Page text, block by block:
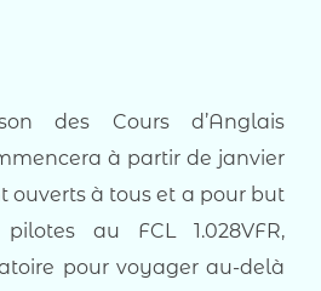
des Cours d’Anglais
à partir de janvier
ouverts à tous et a pour but
au FCL 1.028VFR,
pour voyager au-delà